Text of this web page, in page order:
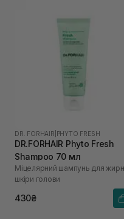
DR. FORHAIR PHYTO FRESH
DR.FORHAIR Phyto Fresh
Shampoo 70 мл
Міцелярний шампунь для
шкіри голови
430₴